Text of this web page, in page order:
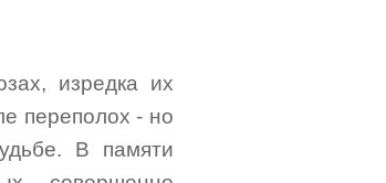
изредка их
переполох - но
В памяти